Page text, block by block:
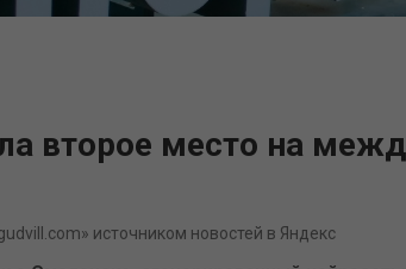
второе место на
источником новостей в Яндекс